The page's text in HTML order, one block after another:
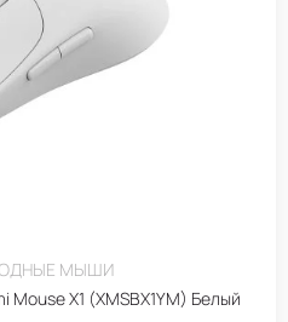
МЫШИ
X1 (XMSBX1YM) Белый